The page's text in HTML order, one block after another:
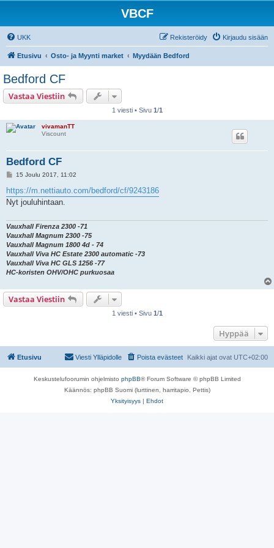
VBCF
UKK Kirjaudu sisään
Rekisteröidy
Etusivu Osto- ja Myynti market Myydään Bedford
Bedford CF
Vastaa Viestiin
1 viesti • Sivu 1/1
vivamanTT
Viscount
Bedford CF
V
e
s
t
15 Joulu 2017, 11:02
https://m.nettiauto.com/bedford/cf/9243186
Nyt jouluhintaan.
Vauxhall Firenza 2300 -71
Vauxhall Magnum 2300 -75
Vauxhall Magnum 1800 4d - 74
Vauxhall Viva HC Estate 2300 automatic -73
Vauxhall Viva HC GLS 1256 -77
HC-koristen OHV/OHC purkuosaa
Vastaa Viestiin
1 viesti • Sivu 1/1
Hyppää
Etusivu Kaikki ajat ovat UTC+02:00
Poista evästeet
Viesti Ylläpidolle
Keskustelufoorumin ohjelmisto phpBB® Forum Software © phpBB Limited
Käännös: phpBB Suomi (lurttinen, harritapio, Pettis)
Yksityisyys | Ehdot